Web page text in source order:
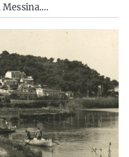
news, iscriviti alla
Messina.…